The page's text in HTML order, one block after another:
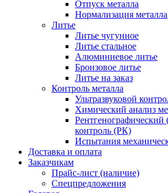
Отпуск металла
Нормализация металла
Литье
Литье чугунное
Литье стальное
Алюминиевое литье
Бронзовое литье
Литье на заказ
Контроль металла
Ультразвуковой
Химический анализ
Рентгенографический
контроль (РК)
Испытания
Доставка и оплата
Заказчикам
Прайс-лист (наличие)
Спецпредложения